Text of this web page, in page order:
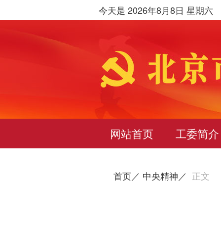
今天是 2026年8月8日 星期六
网站首页 工委简介
首页／ 中央精神／ 正文